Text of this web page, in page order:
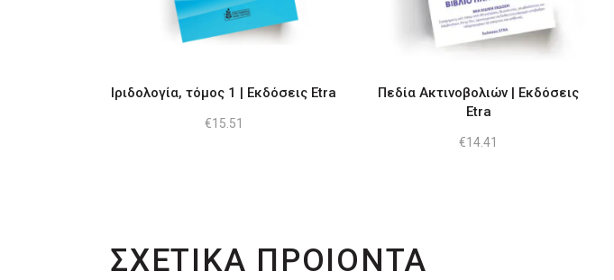
Ιριδολογία, τόμος 1 | Εκδόσεις Etra
€15.51
Πεδία Ακτινοβολιών | Εκδόσεις
Etra
€14.41
ΣΧΕΤΙΚΑ ΠΡΟΙΟΝΤΑ